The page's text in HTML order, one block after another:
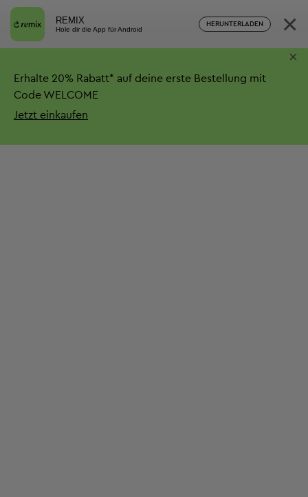
REMIX
Hole dir die App für Android
HERUNTERLADEN ×
Erhalte 20% Rabatt* auf deine erste Bestellung mit
Code WELCOME
Jetzt einkaufen
×